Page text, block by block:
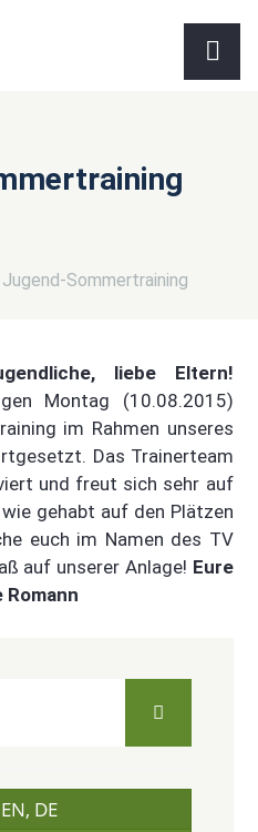
Jugend-Sommertraining
liebe Eltern!
Montag (10.08.2015)
im Rahmen unseres
Das Trainerteam
und freut sich sehr auf
gehabt auf den Plätzen
euch im Namen des TV
auf unserer Anlage! Eure
DE